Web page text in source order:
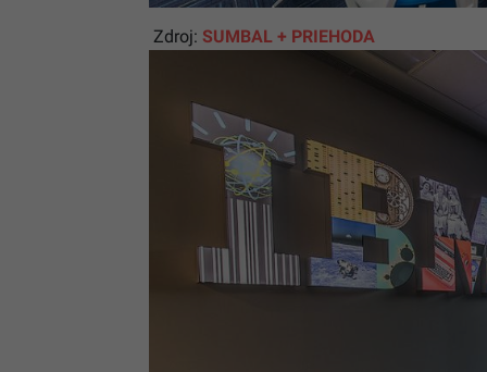
Zdroj: SUMBAL + PRIEHODA